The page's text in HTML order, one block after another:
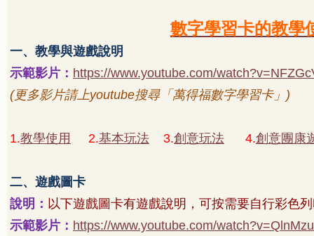
數字學習卡的教學
一、教學與遊戲說明
示範影片： https://www.youtube.com/
(更多影片請上youtube搜尋「萬得福數字學習卡」 )
1.教學使用 2.基本玩法 3.創意玩法 4.創意團康
二、遊戲圖卡
說明： 以下遊戲圖卡有遊戲說明，可按需要自行彩色
示範影片： https://www.youtube.com/